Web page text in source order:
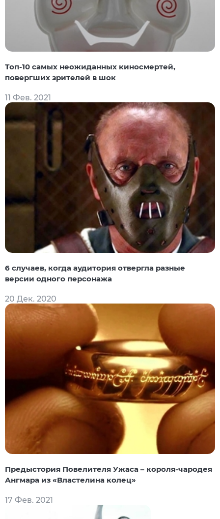
Топ-10 самых неожиданных киносмертей,
повергших зрителей в шок
11 Фев. 2021
6 случаев, когда аудитория отвергла разные
версии одного персонажа
20 Дек. 2020
Предыстория Повелителя Ужаса – короля-чародея
Ангмара из «Властелина колец»
17 Фев. 2021